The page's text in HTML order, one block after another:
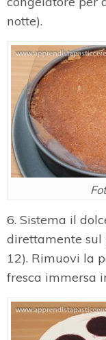
notte).
6. Sistema il
direttamente sul
12). Rimuovi la
fresca immersa